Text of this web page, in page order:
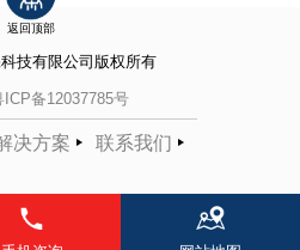
返回顶部
技有限公司 版权所有
ICP备12037785号
决方案 联系我们